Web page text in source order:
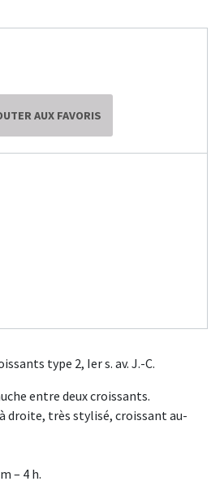
AUX FAVORIS
type 2, Ier s. av. J.-C.
entre deux croissants.
droite, très stylisé, croissant au-
– 4 h.